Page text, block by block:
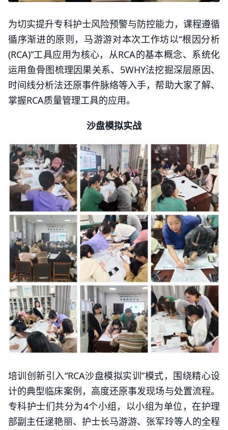
为切实提升专科护士风险预警与防控能力，课程遵循
循序渐进的原则，马游游对本次工作坊以“根因分析
(RCA)”工具应用为核心，从RCA的基本概念、系统化
运用鱼骨图梳理因果关系、5WHY法挖掘深层原因、
时间线分析法还原事件脉络等入手，帮助大家了解、
掌握RCA质量管理工具的应用。
沙盘模拟实战
培训创新引入“RCA沙盘模拟实训”模式，围绕精心设
计的典型临床案例，高度还原事发现场与处置流程。
专科护士们共分为4个小组，以小组为单位，在护理
部副主任逯艳丽、护士长马游游、张军玲等人的全程